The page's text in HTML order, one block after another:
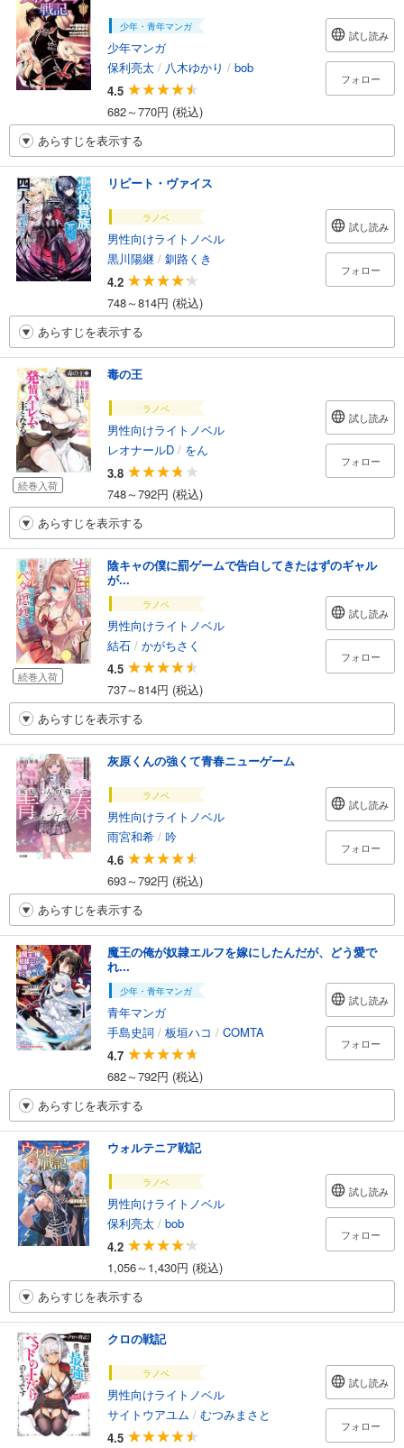
少年・青年マンガ
少年マンガ
保利亮太 / 八木ゆかり / bob
4.5
682～770円 (税込)
試し読み
フォロー
あらすじを表示する
リピート・ヴァイス
ラノベ
男性向けライトノベル
黒川陽継 / 釧路くき
4.2
748～814円 (税込)
試し読み
フォロー
あらすじを表示する
続巻入荷
毒の王
ラノベ
男性向けライトノベル
レオナールD / をん
3.8
748～792円 (税込)
試し読み
フォロー
あらすじを表示する
続巻入荷
陰キャの僕に罰ゲームで告白してきたはずのギャル
が...
ラノベ
男性向けライトノベル
結石 / かがちさく
4.5
737～814円 (税込)
試し読み
フォロー
あらすじを表示する
灰原くんの強くて青春ニューゲーム
ラノベ
男性向けライトノベル
雨宮和希 / 吟
4.6
693～792円 (税込)
試し読み
フォロー
あらすじを表示する
魔王の俺が奴隷エルフを嫁にしたんだが、どう愛で
れ...
少年・青年マンガ
青年マンガ
手島史詞 / 板垣ハコ / COMTA
4.7
682～792円 (税込)
試し読み
フォロー
あらすじを表示する
ウォルテニア戦記
ラノベ
男性向けライトノベル
保利亮太 / bob
4.2
1,056～1,430円 (税込)
試し読み
フォロー
あらすじを表示する
クロの戦記
ラノベ
男性向けライトノベル
サイトウアユム / むつみまさと
4.5
試し読み
フォロー